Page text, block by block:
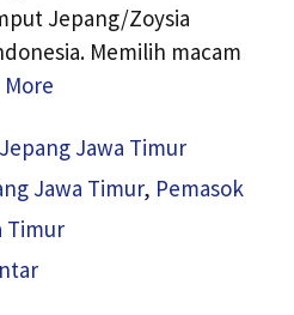
Jepang/Zoysia
Memilih macam
More
Jawa Timur
Jawa Timur, Pemasok
Timur